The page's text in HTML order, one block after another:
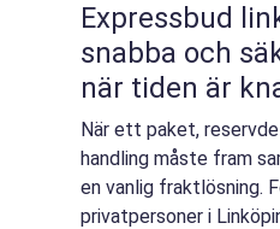
Expressbud
snabba och
när tiden är
När ett paket,
handling måste fram
en vanlig fraktlösning.
privatpersoner i